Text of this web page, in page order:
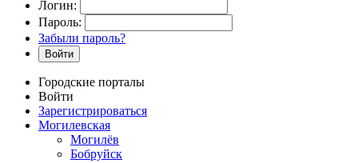
Логин:
Пароль:
Забыли пароль?
Войти
Городские порталы
Войти
Зарегистрироваться
Могилевская
Могилёв
Бобруйск